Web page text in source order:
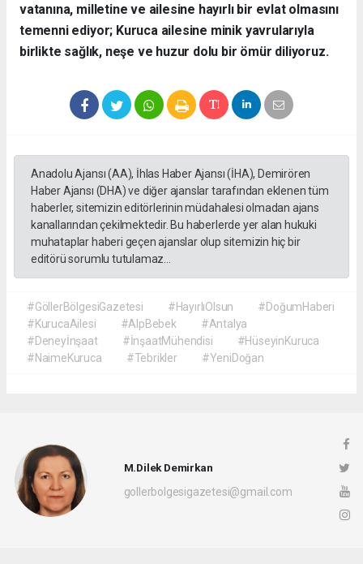
vatanına, milletine ve ailesine hayırlı bir evlat olmasını
temenni ediyor; Kuruca ailesine minik yavrularıyla
birlikte sağlık, neşe ve huzur dolu bir ömür diliyoruz.
Anadolu Ajansı (AA), İhlas Haber Ajansı (İHA), Demirören
Haber Ajansı (DHA) ve diğer ajanslar tarafından eklenen tüm
haberler, sitemizin editörlerinin müdahalesi olmadan ajans
kanallarından çekilmektedir. Bu haberlerde yer alan hukuki
muhataplar haberi geçen ajanslar olup sitemizin hiç bir
editörü sorumlu tutulamaz...
#GöllerBölgesiGazetesi #HayırlıOlsun
#DoğumHaberi
#KurucaAilesi
#AlpBebek
#Antalya
#Deneyİnşaat
#İnşaatMühendisi
#HüseyinKuruca
#NaimeKuruca
#Tebrikler #YeniDoğan
M.Dilek Demirkan
gollerbolgesigazetesi@gmail.com